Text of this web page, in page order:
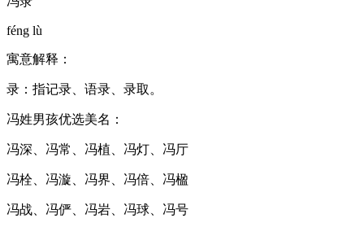
féng lù
寓意解释：
录：指记录、语录、录取。
冯姓男孩优选美名：
冯深、冯常、冯植、冯灯、冯厅
冯栓、冯漩、冯界、冯倍、冯楹
冯战、冯俨、冯岩、冯球、冯号